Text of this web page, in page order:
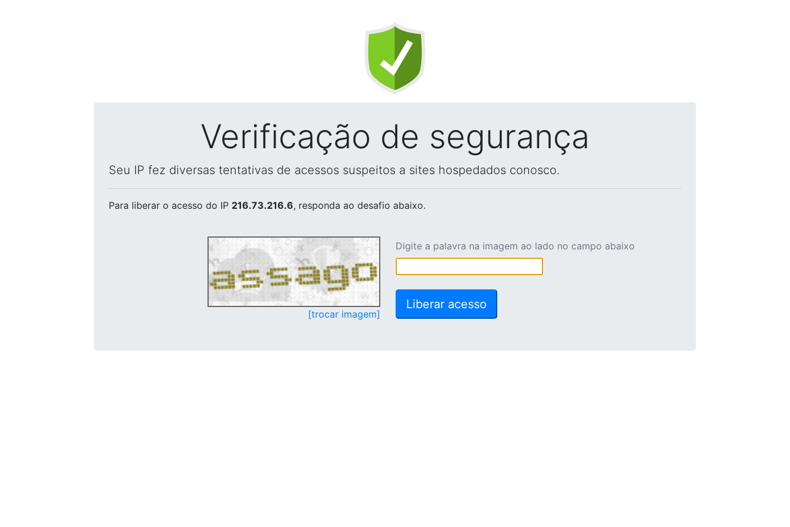
Verificação de segurança
Seu IP fez diversas tentativas de acessos suspeitos a sites hospedados conosco.
Para liberar o acesso do IP 216.73.216.6, responda ao desafio abaixo.
[trocar imagem]
Digite a palavra na imagem ao lado no campo abaixo